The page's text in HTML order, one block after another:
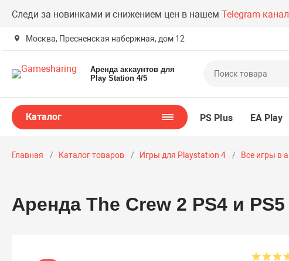
Следи за новинками и снижением цен в нашемTelegram
Москва, Пресненская набержная, дом 12
Аренда аккаунтов для
Play Station 4/5
Каталог PS Plus EA Play
Главная Каталог товаров Игры для Playstation 4 Все игры в
Аренда The Crew 2 PS4 и PS5